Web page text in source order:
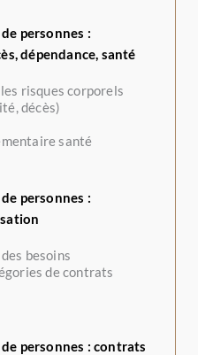
personnes :
dépendance, santé
risques corporels
décès)
santé
personnes :
besoins
de contrats
personnes : contrats